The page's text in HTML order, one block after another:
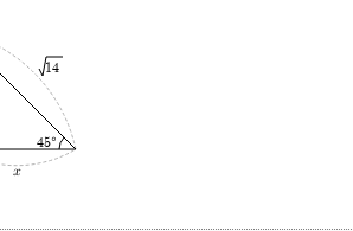
45°
x
14